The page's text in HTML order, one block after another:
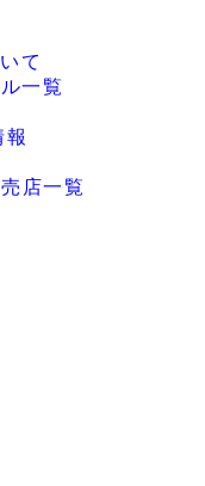
て
一覧
店一覧